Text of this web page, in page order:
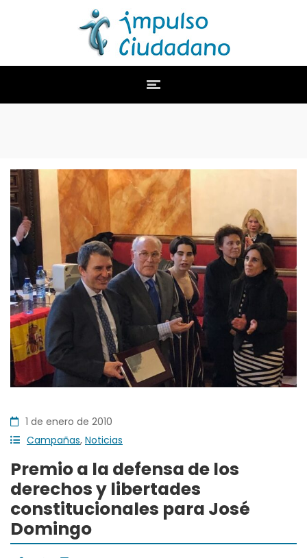
1 de enero de 2010
Campañas, Noticias
Premio a la defensa de los
derechos y libertades
constitucionales para José
Domingo